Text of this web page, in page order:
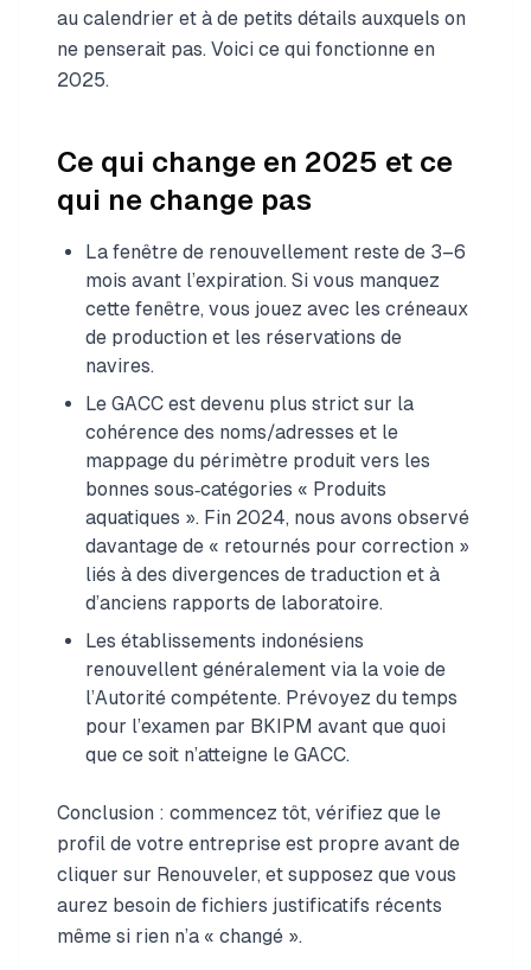
au calendrier et à de petits détails auxquels on
ne penserait pas. Voici ce qui fonctionne en
2025.
Ce qui change en 2025 et ce
qui ne change pas
La fenêtre de renouvellement reste de 3–6
mois avant l’expiration. Si vous manquez
cette fenêtre, vous jouez avec les créneaux
de production et les réservations de
navires.
Le GACC est devenu plus strict sur la
cohérence des noms/adresses et le
mappage du périmètre produit vers les
bonnes sous‑catégories « Produits
aquatiques ». Fin 2024, nous avons observé
davantage de « retournés pour correction »
liés à des divergences de traduction et à
d’anciens rapports de laboratoire.
Les établissements indonésiens
renouvellent généralement via la voie de
l’Autorité compétente. Prévoyez du temps
pour l’examen par BKIPM avant que quoi
que ce soit n’atteigne le GACC.
Conclusion : commencez tôt, vérifiez que le
profil de votre entreprise est propre avant de
cliquer sur Renouveler, et supposez que vous
aurez besoin de fichiers justificatifs récents
même si rien n’a « changé ».